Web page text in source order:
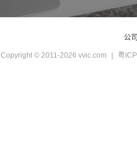
公
Copyright © 2011-2026 vvic.com 粤